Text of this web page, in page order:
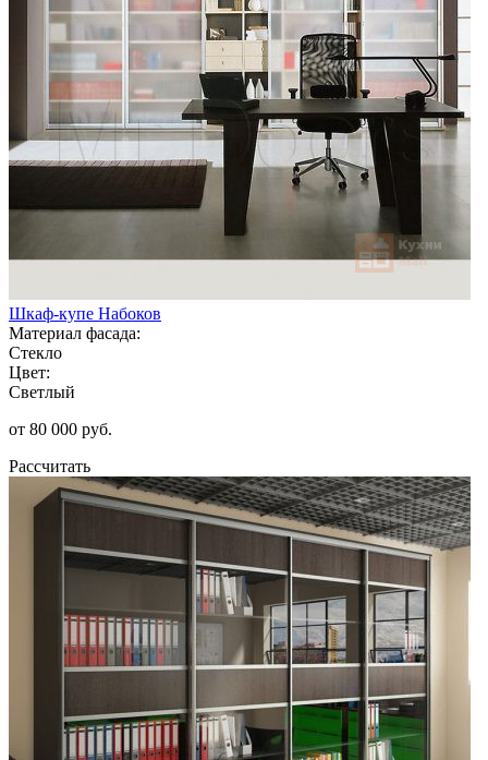
Шкаф-купе Набоков
Материал фасада:
Стекло
Цвет:
Светлый
от 80 000 руб.
Рассчитать